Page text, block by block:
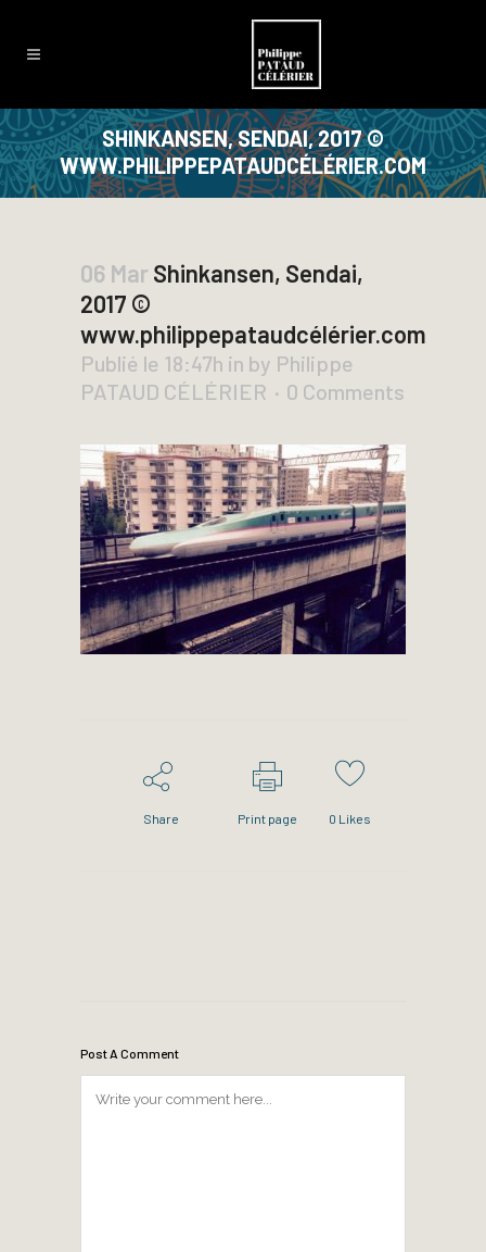
SHINKANSEN, SENDAI, 2017 ©
WWW.PHILIPPEPATAUDCÉLÉRIER.COM
06 Mar Shinkansen, Sendai,
2017 ©
www.philippepataudcélérier.com
Publié le 18:47h in by Philippe
PATAUD CÉLÉRIER
0 Comments
Share Print page 0 Likes
Post A Comment